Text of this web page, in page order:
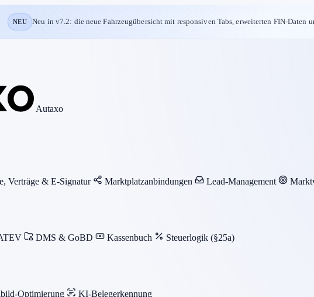
NEU Neu in v7.2: die neue Fahrzeugübersicht mit responsiven Tabs, erweiterten FIN-Daten
Autaxo
Verträge & E-Signatur Marktplatzanbindungen Lead-Management
DMS & GoBD Kassenbuch Steuerlogik (§25a)
Optimierung
KI-Belegerkennung